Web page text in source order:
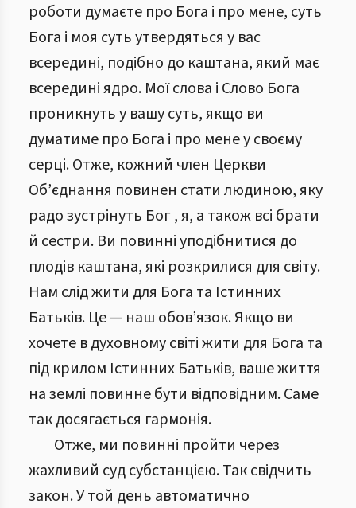
роботи думаєте про Бога і про мене, суть
Бога і моя суть утвердяться у вас
всередині, подібно до каштана, який має
всередині ядро. Мої слова і Слово Бога
проникнуть у вашу суть, якщо ви
думатиме про Бога і про мене у своєму
серці. Отже, кожний член Церкви
Об’єднання повинен стати людиною, яку
радо зустрінуть Бог , я, а також всі брати
й сестри. Ви повинні уподібнитися до
плодів каштана, які розкрилися для світу.
Нам слід жити для Бога та Істинних
Батьків. Це — наш обов’язок. Якщо ви
хочете в духовному світі жити для Бога та
під крилом Істинних Батьків, ваше життя
на землі повинне бути відповідним. Саме
так досягається гармонія.
Отже, ми повинні пройти через
жахливий суд субстанцією. Так свідчить
закон. У той день автоматично